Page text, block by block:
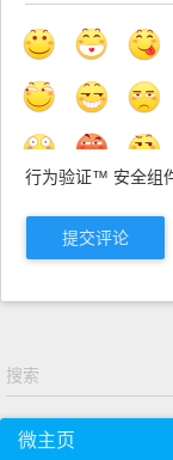
行为验证™ 安全组
提交评论
搜索
微主页